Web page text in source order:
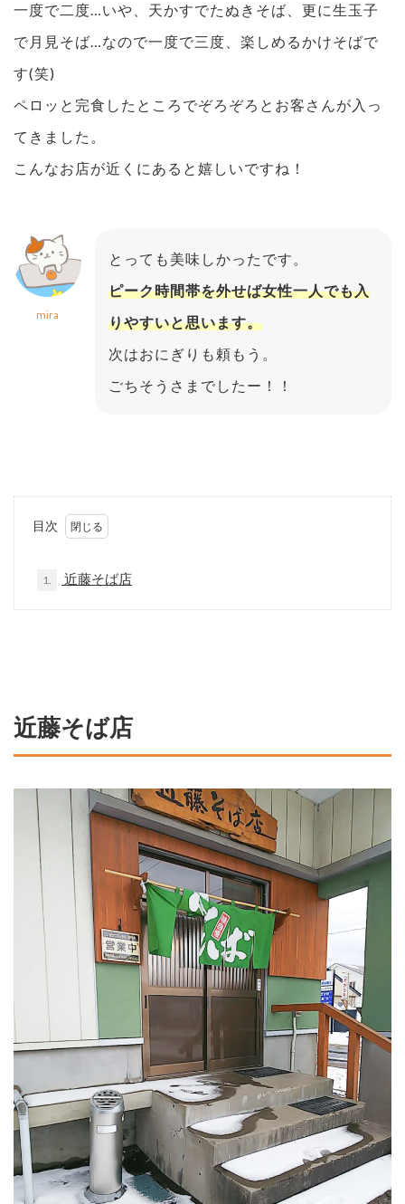
一度で二度…いや、天かすでたぬきそば、更に生玉子
で月見そば…なので一度で三度、楽しめるかけそばで
す(笑)
ペロッと完食したところでぞろぞろとお客さんが入っ
てきました。
こんなお店が近くにあると嬉しいですね！
mira
とっても美味しかったです。
ピーク時間帯を外せば女性一人でも入
りやすいと思います。
次はおにぎりも頼もう。
ごちそうさまでしたー！！
目次
1. 近藤そば店
近藤そば店